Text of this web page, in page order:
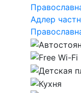
Адлер